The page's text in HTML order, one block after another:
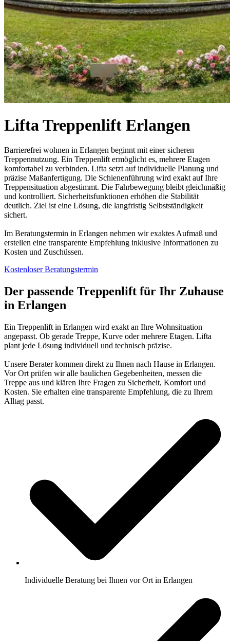
Lifta Treppenlift Erlangen
Barrierefrei wohnen in Erlangen beginnt mit einer sicheren
Treppennutzung. Ein Treppenlift ermöglicht es, mehrere Etagen
komfortabel zu verbinden. Lifta setzt auf individuelle Planung und
präzise Maßanfertigung. Die Schienenführung wird exakt auf Ihre
Treppensituation abgestimmt. Die Fahrbewegung bleibt gleichmäßig
und kontrolliert. Sicherheitsfunktionen erhöhen die Stabilität
deutlich. Ziel ist eine Lösung, die langfristig Selbstständigkeit
sichert.
Im Beratungstermin in Erlangen nehmen wir exaktes Aufmaß und
erstellen eine transparente Empfehlung inklusive Informationen zu
Kosten und Zuschüssen.
Kostenloser Beratungstermin
Der passende Treppenlift für Ihr Zuhause
in Erlangen
Ein Treppenlift in Erlangen wird exakt an Ihre Wohnsituation
angepasst. Ob gerade Treppe, Kurve oder mehrere Etagen. Lifta
plant jede Lösung individuell und technisch präzise.
Unsere Berater kommen direkt zu Ihnen nach Hause in Erlangen.
Vor Ort prüfen wir alle baulichen Gegebenheiten, messen die
Treppe aus und klären Ihre Fragen zu Sicherheit, Komfort und
Kosten. Sie erhalten eine transparente Empfehlung, die zu Ihrem
Alltag passt.
Individuelle Beratung bei Ihnen vor Ort in Erlangen